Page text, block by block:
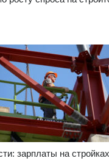
зарплаты на стройках